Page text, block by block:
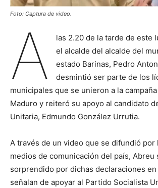
Foto: Captura de video.
A
las 2.20 de la tarde de este
el alcalde del alcalde del
estado Barinas, Pedro
desmintió ser parte de los
municipales que se unieron a la
Maduro y reiteró su apoyo al candidato
Unitaria, Edmundo González Urrutia.
A través de un video que se difundió
medios de comunicación del país, Abreu
sorprendido por dichas declaraciones en
señalan de apoyar al Partido Socialista